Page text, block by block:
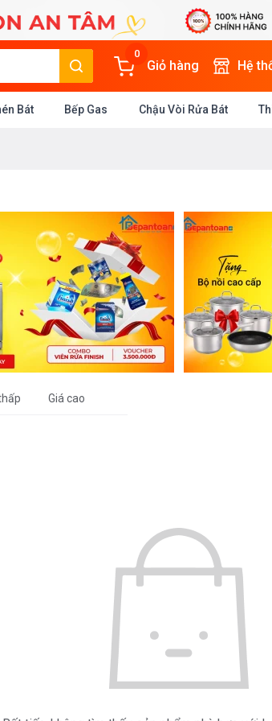
0
Giỏ hàng Hệ
Bát Bếp Gas Chậu Vòi Rửa Bát
Giá cao